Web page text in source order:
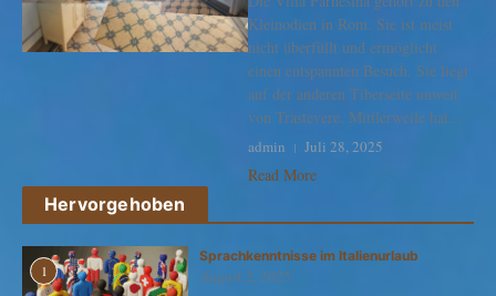
Kleinodien in Rom. Sie ist meist
nicht überfüllt und ermöglicht
einen entspannten Besuch. Sie liegt
auf der anderen Tiberseite unweit
von Trastevere. Mittlerweile hat...
admin Juli 28, 2025
Read More
Hervorgehoben
1
Sprachkenntnisse im Italienurlaub
August 2, 2025